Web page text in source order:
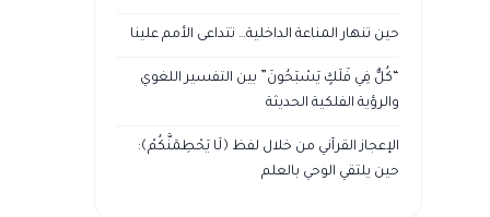
حين تنهار المناعة الداخلية… تتداعى الأمم علينا
“كُلٌّ فِي فَلَكٍ يَسْبَحُونَ” بين التفسير اللغوي
والرؤية الفلكية الحديثة
الإعجاز القرآني من خلال لفظ ﴿لَا يَحْطِمَنَّكُمْ﴾:
حين يلتقي الوحي بالعلم